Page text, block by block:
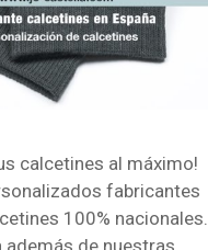
calcetines al máximo!
fabricantes
100% nacionales.